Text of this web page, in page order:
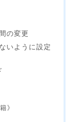
の変更
いように設定
》